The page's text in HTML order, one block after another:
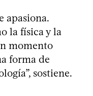
apasiona.
la física y la
momento
forma de
sostiene.